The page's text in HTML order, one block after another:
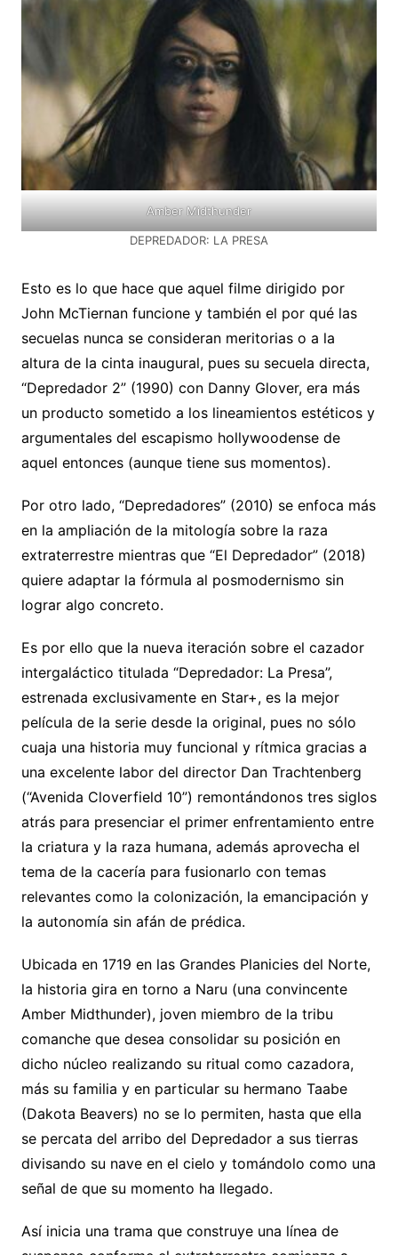
Amber Midthunder
DEPREDADOR: LA PRESA
Esto es lo que hace que aquel filme dirigido por
John McTiernan funcione y también el por qué las
secuelas nunca se consideran meritorias o a la
altura de la cinta inaugural, pues su secuela directa,
“Depredador 2” (1990) con Danny Glover, era más
un producto sometido a los lineamientos estéticos y
argumentales del escapismo hollywoodense de
aquel entonces (aunque tiene sus momentos).
Por otro lado, “Depredadores” (2010) se enfoca más
en la ampliación de la mitología sobre la raza
extraterrestre mientras que “El Depredador” (2018)
quiere adaptar la fórmula al posmodernismo sin
lograr algo concreto.
Es por ello que la nueva iteración sobre el cazador
intergaláctico titulada “Depredador: La Presa”,
estrenada exclusivamente en Star+, es la mejor
película de la serie desde la original, pues no sólo
cuaja una historia muy funcional y rítmica gracias a
una excelente labor del director Dan Trachtenberg
(“Avenida Cloverfield 10”) remontándonos tres siglos
atrás para presenciar el primer enfrentamiento entre
la criatura y la raza humana, además aprovecha el
tema de la cacería para fusionarlo con temas
relevantes como la colonización, la emancipación y
la autonomía sin afán de prédica.
Ubicada en 1719 en las Grandes Planicies del Norte,
la historia gira en torno a Naru (una convincente
Amber Midthunder), joven miembro de la tribu
comanche que desea consolidar su posición en
dicho núcleo realizando su ritual como cazadora,
más su familia y en particular su hermano Taabe
(Dakota Beavers) no se lo permiten, hasta que ella
se percata del arribo del Depredador a sus tierras
divisando su nave en el cielo y tomándolo como una
señal de que su momento ha llegado.
Así inicia una trama que construye una línea de